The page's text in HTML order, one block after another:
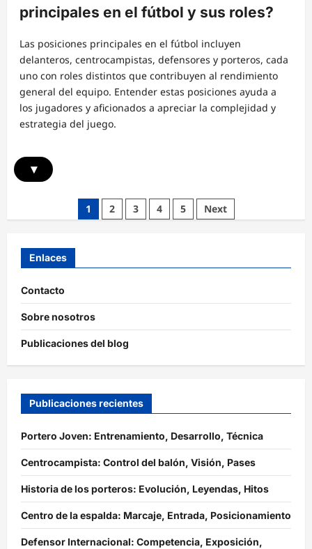
principales en el fútbol y sus roles?
Las posiciones principales en el fútbol incluyen
delanteros, centrocampistas, defensores y porteros, cada
uno con roles distintos que contribuyen al rendimiento
general del equipo. Entender estas posiciones ayuda a
los jugadores y aficionados a apreciar la complejidad y
estrategia del juego.
▾
1 2 3 4 5 Next
Enlaces
Contacto
Sobre nosotros
Publicaciones del blog
Publicaciones recientes
Portero Joven: Entrenamiento, Desarrollo, Técnica
Centrocampista: Control del balón, Visión, Pases
Historia de los porteros: Evolución, Leyendas, Hitos
Centro de la espalda: Marcaje, Entrada, Posicionamiento
Defensor Internacional: Competencia, Exposición,